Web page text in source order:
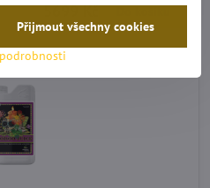
5699 Kč
Přijmout všechny cookies